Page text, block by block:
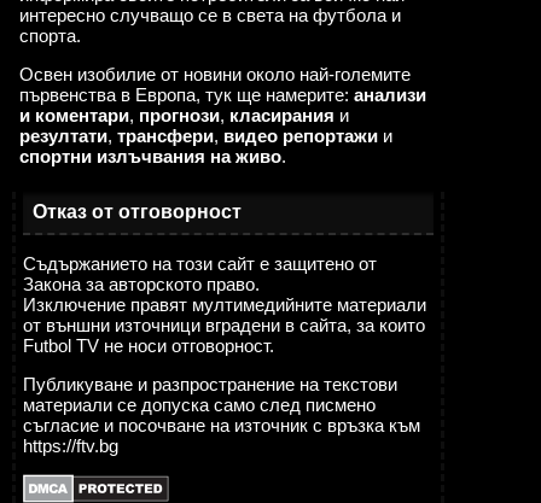
интересно случващо се в света на футбола и
спорта.
Освен изобилие от новини около най-големите
първенства в Европа, тук ще намерите: анализи
и коментари, прогнози, класирания и
резултати, трансфери, видео репортажи и
спортни излъчвания на живо.
Отказ от отговорност
Съдържанието на този сайт е защитено от
Закона за авторското право.
Изключение правят мултимедийните материали
от външни източници вградени в сайта, за които
Futbol TV не носи отговорност.
Публикуване и разпространение на текстови
материали се допуска само след писмено
съгласие и посочване на източник с връзка към
https://ftv.bg